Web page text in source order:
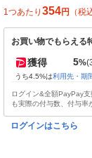
1つあたり 354円 （税
お買い物でもらえる
獲得 5%
うち4.5%は利用先・期
ログイン&全額PayPay
も実際の付与数、付与率
ログインはこちら